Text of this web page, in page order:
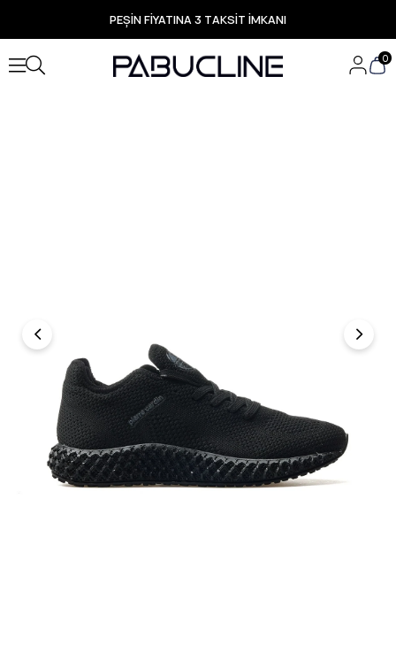
PEŞİN FİYATINA 3 TAKSİT İMKANI
TÜM ÜRÜNLERDE ÜCRETSİZ KARGO
Yeni Sezon Ürünlerde Özel Fırsatlar
Seçili Ürünlerde Hızlı Teslimat
0